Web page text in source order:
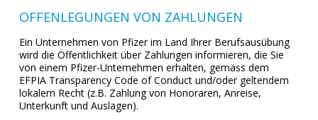
OFFENLEGUNGEN VON ZAHLUNGEN
Ein Unternehmen von Pfizer im Land Ihrer Berufsausübung
wird die Öffentlichkeit über Zahlungen informieren, die Sie
von einem Pfizer-Unternehmen erhalten, gemäss dem
EFPIA Transparency Code of Conduct und/oder geltendem
lokalem Recht (z.B. Zahlung von Honoraren, Anreise,
Unterkunft und Auslagen).